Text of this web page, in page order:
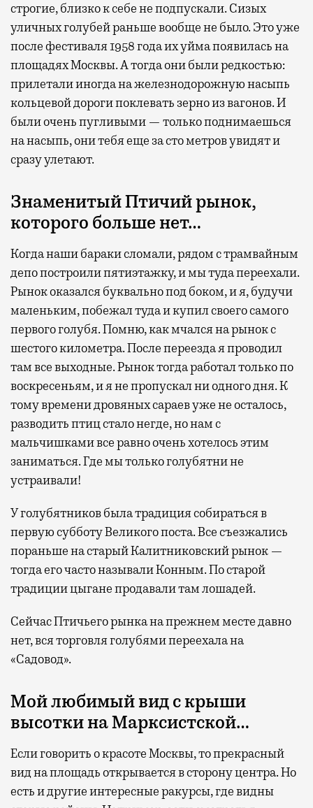
строгие, близко к себе не подпускали. Сизых
уличных голубей раньше вообще не было. Это уже
после фестиваля 1958 года их уйма появилась на
площадях Москвы. А тогда они были редкостью:
прилетали иногда на железнодорожную насыпь
кольцевой дороги поклевать зерно из вагонов. И
были очень пугливыми — только поднимаешься
на насыпь, они тебя еще за сто метров увидят и
сразу улетают.
Знаменитый Птичий рынок,
которого больше нет…
Когда наши бараки сломали, рядом с трамвайным
депо построили пятиэтажку, и мы туда переехали.
Рынок оказался буквально под боком, и я, будучи
маленьким, побежал туда и купил своего самого
первого голубя. Помню, как мчался на рынок с
шестого километра. После переезда я проводил
там все выходные. Рынок тогда работал только по
воскресеньям, и я не пропускал ни одного дня. К
тому времени дровяных сараев уже не осталось,
разводить птиц стало негде, но нам с
мальчишками все равно очень хотелось этим
заниматься. Где мы только голубятни не
устраивали!
У голубятников была традиция собираться в
первую субботу Великого поста. Все съезжались
пораньше на старый Калитниковский рынок —
тогда его часто называли Конным. По старой
традиции цыгане продавали там лошадей.
Сейчас Птичьего рынка на прежнем месте давно
нет, вся торговля голубями переехала на
«Садовод».
Мой любимый вид с крыши
высотки на Марксистской…
Если говорить о красоте Москвы, то прекрасный
вид на площадь открывается в сторону центра. Но
есть и другие интересные ракурсы, где видны